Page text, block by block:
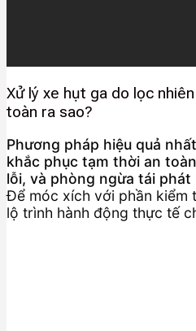
Xử lý xe hụt ga do lọc
toàn ra sao?
Phương pháp hiệu quả
khắc phục tạm thời an
lỗi, và phòng ngừa tái
Để móc xích với phần kiểm
lộ trình hành động thực tế